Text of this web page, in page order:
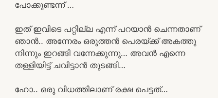
പോക്കുണ്ടന്ന് …
ഇത് ഇവിടെ പറ്റില്ല എന്ന് പറയാൻ ചെന്നതാണ്
ഞാൻ.. അന്നേരം ഒരുത്തൻ പെരയ്ക്ക് അകത്തു
നിന്നും ഇറങ്ങി വന്നേക്കുന്നു… അവൻ എന്നെ
തള്ളിയിട്ട് ചവിട്ടാൻ തുടങ്ങി…
ഹോ.. ഒരു വിധത്തിലാണ് രക്ഷ പെട്ടത്…